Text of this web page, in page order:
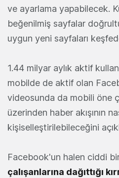
ve ayarlama yapabilecek.
beğenilmiş sayfalar
uygun yeni sayfaları
1.44 milyar aylık aktif
mobilde de aktif olan
videosunda da mobili öne
üzerinden haber akışının
kişiselleştirilebileceğini
Facebook'un halen ciddi
çalışanlarına dağıttığı